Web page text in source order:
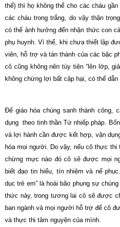
thể) thì họ không thể cho các cháu gần
các cháu trong trắng, do vậy thận
có thể ảnh hưởng đến nhận thức con
phụ huynh. Vì thế, khi chưa thiết lập
viên, hỗ trợ và tán thành của các bậc
cô cũng không nên tùy tiện “lên lớp,
không chừng lợi bất cập hại, có thể
Để giáo hóa chúng sanh thành công,
dụng theo tinh thần Tứ nhiếp pháp.
và lợi hành cần được kết hợp, vận
hóa mọi người. Do vậy, nếu cô thực thi
chừng mực nào đó cô sẽ được mọi
biết đạo tin hiểu, tín nhiệm và nểphục.
dục trẻ em” là hoài bão phụng sự
thức này, trong tương lai cô sẽ được
ban ngành và mọi người hỗ trợ để cô
và thực thi tâm nguyện của mình.